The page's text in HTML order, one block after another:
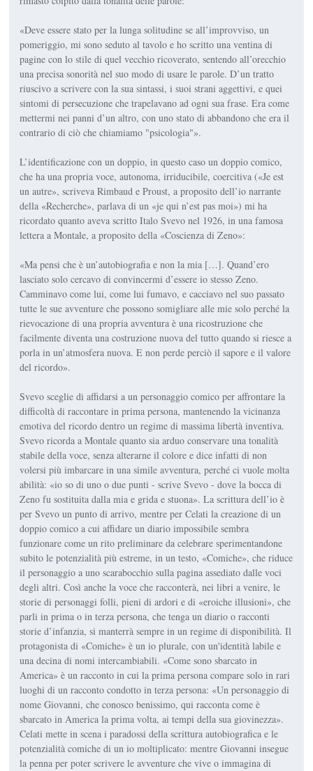
«Deve essere stato per la lunga solitudine se all’improvviso, un
pomeriggio, mi sono seduto al tavolo e ho scritto una ventina di
pagine con lo stile di quel vecchio ricoverato, sentendo all’orecchio
una precisa sonorità nel suo modo di usare le parole. D’un tratto
riuscivo a scrivere con la sua sintassi, i suoi strani aggettivi, e quei
sintomi di persecuzione che trapelavano ad ogni sua frase. Era come
mettermi nei panni d’un altro, con uno stato di abbandono che era il
contrario di ciò che chiamiamo "psicologia"».
L’identificazione con un doppio, in questo caso un doppio comico,
che ha una propria voce, autonoma, irriducibile, coercitiva («Je est
un autre», scriveva Rimbaud e Proust, a proposito dell’io narrante
della «Recherche», parlava di un «je qui n’est pas moi») mi ha
ricordato quanto aveva scritto Italo Svevo nel 1926, in una famosa
lettera a Montale, a proposito della «Coscienza di Zeno»:
«Ma pensi che è un’autobiografia e non la mia […]. Quand’ero
lasciato solo cercavo di convincermi d’essere io stesso Zeno.
Camminavo come lui, come lui fumavo, e cacciavo nel suo passato
tutte le sue avventure che possono somigliare alle mie solo perché la
rievocazione di una propria avventura è una ricostruzione che
facilmente diventa una costruzione nuova del tutto quando si riesce a
porla in un’atmosfera nuova. E non perde perciò il sapore e il valore
del ricordo».
Svevo sceglie di affidarsi a un personaggio comico per affrontare la
difficoltà di raccontare in prima persona, mantenendo la vicinanza
emotiva del ricordo dentro un regime di massima libertà inventiva.
Svevo ricorda a Montale quanto sia arduo conservare una tonalità
stabile della voce, senza alterarne il colore e dice infatti di non
volersi più imbarcare in una simile avventura, perché ci vuole molta
abilità: «io so di uno o due punti - scrive Svevo - dove la bocca di
Zeno fu sostituita dalla mia e grida e stuona». La scrittura dell’io è
per Svevo un punto di arrivo, mentre per Celati la creazione di un
doppio comico a cui affidare un diario impossibile sembra
funzionare come un rito preliminare da celebrare sperimentandone
subito le potenzialità più estreme, in un testo, «Comiche», che riduce
il personaggio a uno scarabocchio sulla pagina assediato dalle voci
degli altri. Così anche la voce che racconterà, nei libri a venire, le
storie di personaggi folli, pieni di ardori e di «eroiche illusioni», che
parli in prima o in terza persona, che tenga un diario o racconti
storie d’infanzia, si manterrà sempre in un regime di disponibilità. Il
protagonista di «Comiche» è un io plurale, con un'identità labile e
una decina di nomi intercambiabili. «Come sono sbarcato in
America» è un racconto in cui la prima persona compare solo in rari
luoghi di un racconto condotto in terza persona: «Un personaggio di
nome Giovanni, che conosco benissimo, qui racconta come è
sbarcato in America la prima volta, ai tempi della sua giovinezza».
Celati mette in scena i paradossi della scrittura autobiografica e le
potenzialità comiche di un io moltiplicato: mentre Giovanni insegue
la penna per poter scrivere le avventure che vive o immagina di